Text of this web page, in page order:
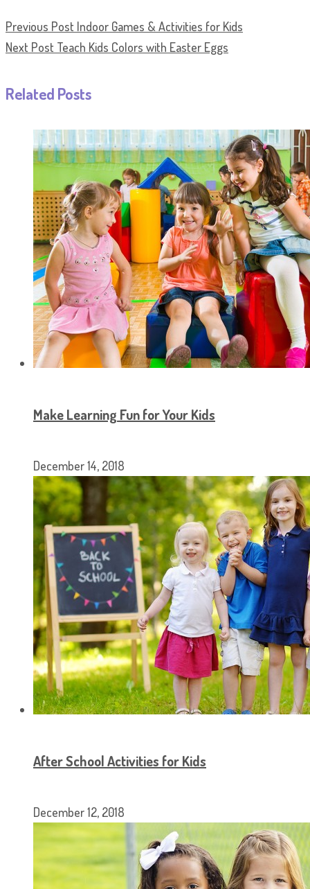
Previous Post Indoor Games & Activities for Kids
Next Post Teach Kids Colors with Easter Eggs
Related Posts
Make Learning Fun for Your Kids
December 14, 2018
After School Activities for Kids
December 12, 2018